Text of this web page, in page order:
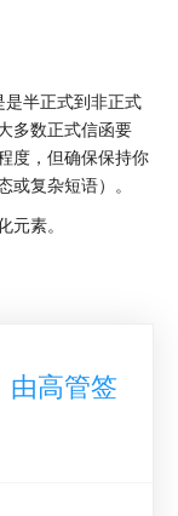
半正式到非正式
多数正式信函要
度，但确保保持你
复杂短语）。
素。
由高管签